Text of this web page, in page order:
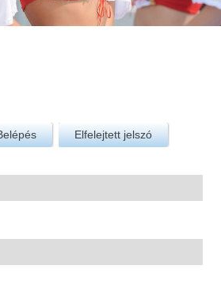
(aktív fül)Elfelejtett jelszó